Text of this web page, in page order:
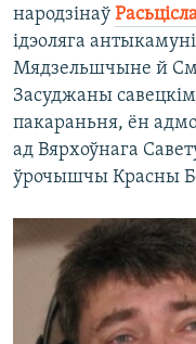
народзінаў
ідэоляга
Мядзельшчыне й
Засуджаны
пакараньня, ён
ад Вярхоўнага
ўрочышчы Красны